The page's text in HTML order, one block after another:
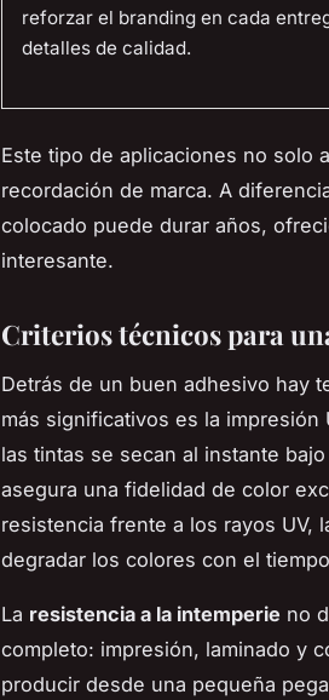
reforzar el branding en cada
detalles de calidad.
Este tipo de aplicaciones no solo
recordación de marca. A
colocado puede durar años,
interesante.
Criterios técnicos para
Detrás de un buen adhesivo hay
más significativos es la
las tintas se secan al instante
asegura una fidelidad de color
resistencia frente a los rayos UV,
degradar los colores con el
La resistencia a la intemperie no
completo: impresión, laminado y
producir desde una pequeña